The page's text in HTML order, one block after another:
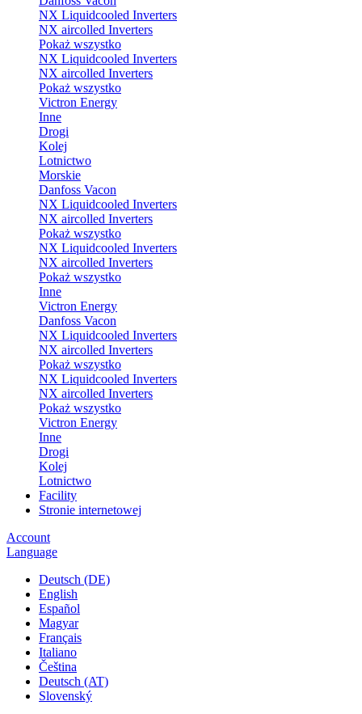
NX Liquidcooled Inverters
NX aircolled Inverters
Pokaż wszystko
NX Liquidcooled Inverters
NX aircolled Inverters
Pokaż wszystko
Victron Energy
Inne
Drogi
Kolej
Lotnictwo
Morskie
Danfoss Vacon
NX Liquidcooled Inverters
NX aircolled Inverters
Pokaż wszystko
NX Liquidcooled Inverters
NX aircolled Inverters
Pokaż wszystko
Inne
Victron Energy
Danfoss Vacon
NX Liquidcooled Inverters
NX aircolled Inverters
Pokaż wszystko
NX Liquidcooled Inverters
NX aircolled Inverters
Pokaż wszystko
Victron Energy
Inne
Drogi
Kolej
Lotnictwo
Facility
Stronie internetowej
Account
Language
Deutsch (DE)
English
Español
Magyar
Français
Italiano
Čeština
Deutsch (AT)
Slovenský